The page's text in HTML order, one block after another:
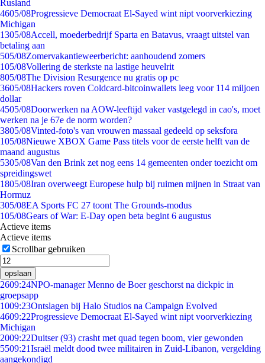
Rusland
4605/08Progressieve Democraat El-Sayed wint nipt voorverkiezing
Michigan
1305/08Accell, moederbedrijf Sparta en Batavus, vraagt uitstel van
betaling aan
505/08Zomervakantieweerbericht: aanhoudend zomers
105/08Vollering de sterkste na lastige heuvelrit
805/08The Division Resurgence nu gratis op pc
3605/08Hackers roven Coldcard-bitcoinwallets leeg voor 114 miljoen
dollar
4505/08Doorwerken na AOW-leeftijd vaker vastgelegd in cao's, moet
werken na je 67e de norm worden?
3805/08Vinted-foto's van vrouwen massaal gedeeld op seksfora
105/08Nieuwe XBOX Game Pass titels voor de eerste helft van de
maand augustus
5305/08Van den Brink zet nog eens 14 gemeenten onder toezicht om
spreidingswet
1805/08Iran overweegt Europese hulp bij ruimen mijnen in Straat van
Hormuz
305/08EA Sports FC 27 toont The Grounds-modus
105/08Gears of War: E-Day open beta begint 6 augustus
Actieve items
Actieve items
Scrollbar gebruiken
opslaan
2609:24NPO-manager Menno de Boer geschorst na dickpic in
groepsapp
1009:23Ontslagen bij Halo Studios na Campaign Evolved
4609:22Progressieve Democraat El-Sayed wint nipt voorverkiezing
Michigan
2009:22Duitser (93) crasht met quad tegen boom, vier gewonden
5509:21Israël meldt dood twee militairen in Zuid-Libanon, vergelding
aangekondigd